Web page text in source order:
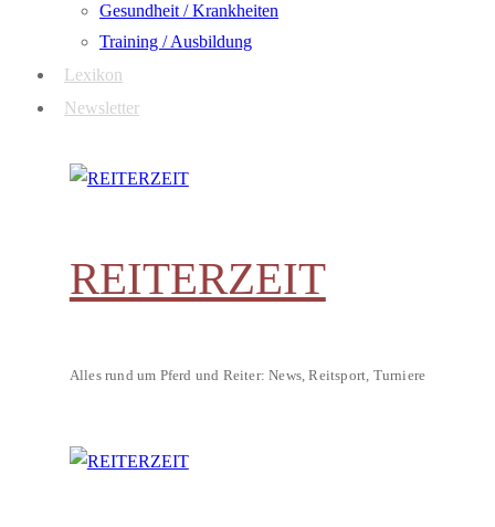
Gesundheit / Krankheiten
Training / Ausbildung
Lexikon
Newsletter
REITERZEIT
Alles rund um Pferd und Reiter: News, Reitsport, Turniere